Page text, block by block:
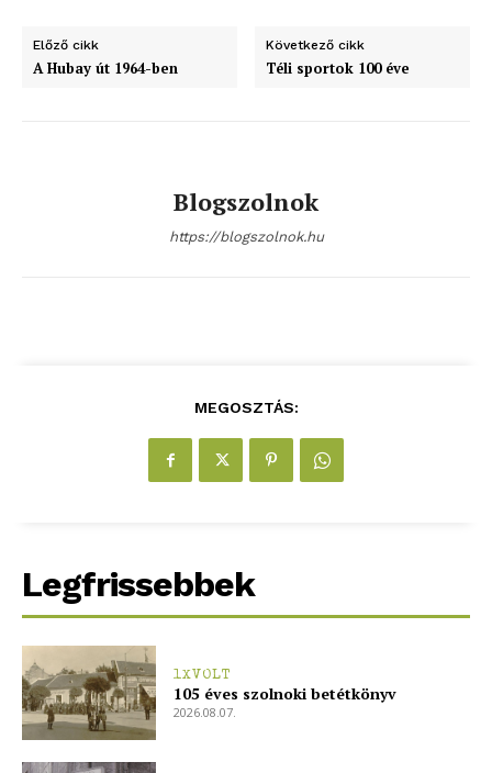
Előző cikk
A Hubay út 1964-ben
Következő cikk
Téli sportok 100 éve
Blogszolnok
https://blogszolnok.hu
MEGOSZTÁS:
Legfrissebbek
1XVOLT
105 éves szolnoki betétkönyv
2026.08.07.